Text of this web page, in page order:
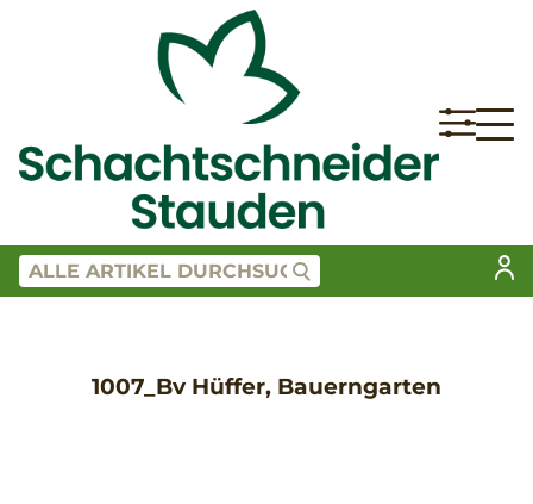
1007_Bv Hüffer, Bauerngarten